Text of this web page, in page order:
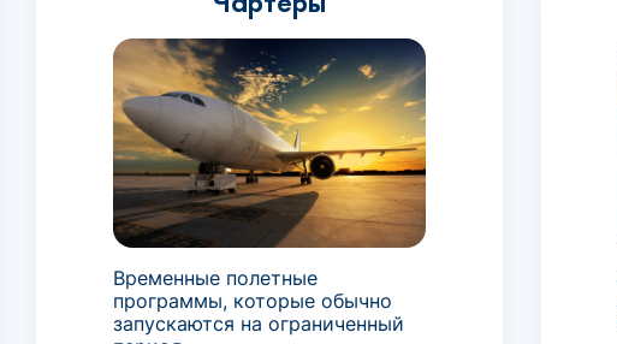
Временные полетные
программы, которые обычно
запускаются на ограниченный